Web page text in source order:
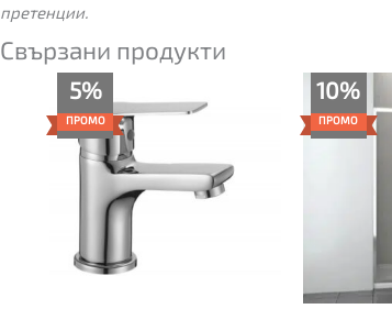
претенции.
Свързани продукти
5%
ПРОМО
price
was:
лв.).
Текущата
цена
е:
52.00€
(101.70
лв.).
10%
ПРОМО